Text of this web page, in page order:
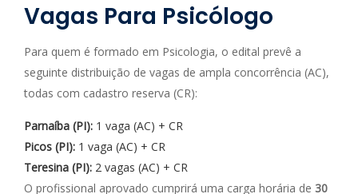
Vagas Para Psicólogo
Para quem é formado em Psicologia, o edital prevê a
seguinte distribuição de vagas de ampla concorrência (AC),
todas com cadastro reserva (CR):
Parnaíba (PI): 1 vaga (AC) + CR
Picos (PI): 1 vaga (AC) + CR
Teresina (PI): 2 vagas (AC) + CR
O profissional aprovado cumprirá uma carga horária de 30